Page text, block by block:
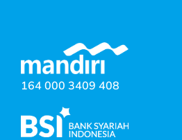
164 000 3409 408